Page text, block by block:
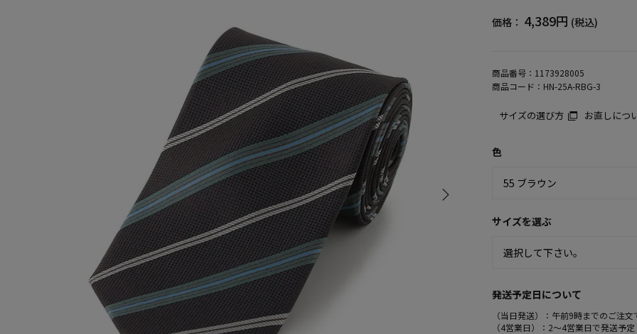
価格： 4,389円 (税込)
商品番号： 1173928005
商品コード： HN-25A-RBG-3
サイズの選び方 お直しにつ
色
サイズを選ぶ
発送予定日について
（当日発送）：午前9時までのご注
（4営業日）：2～4営業日で発送予定